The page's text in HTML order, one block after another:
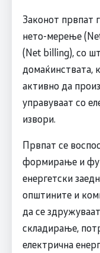
Законот првпат
нето-мерење
(Net billing), со
домаќинствата,
активно да
управуваат со
извори.
Првпат се
формирање и
енергетски
општините и
да се
складирање,
електрична